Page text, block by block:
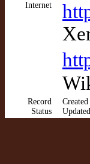
Internet
Record
Status